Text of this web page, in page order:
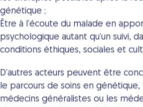
génétique ;
Être à l’écoute du malade en
psychologique autant qu’un suivi,
conditions éthiques, sociales et
D’autres acteurs peuvent être
le parcours de soins en génétique,
médecins généralistes ou les